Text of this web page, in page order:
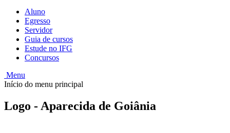
Aluno
Egresso
Servidor
Guia de cursos
Estude no IFG
Concursos
Menu
Início do menu principal
Logo - Aparecida de Goiânia